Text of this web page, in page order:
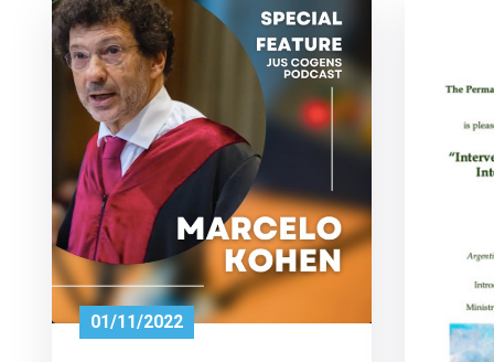
01/11/2022